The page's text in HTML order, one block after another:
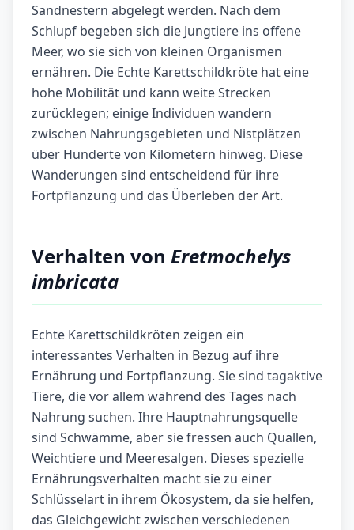
Sandnestern abgelegt werden. Nach dem
Schlupf begeben sich die Jungtiere ins offene
Meer, wo sie sich von kleinen Organismen
ernähren. Die Echte Karettschildkröte hat eine
hohe Mobilität und kann weite Strecken
zurücklegen; einige Individuen wandern
zwischen Nahrungsgebieten und Nistplätzen
über Hunderte von Kilometern hinweg. Diese
Wanderungen sind entscheidend für ihre
Fortpflanzung und das Überleben der Art.
Verhalten von Eretmochelys
imbricata
Echte Karettschildkröten zeigen ein
interessantes Verhalten in Bezug auf ihre
Ernährung und Fortpflanzung. Sie sind tagaktive
Tiere, die vor allem während des Tages nach
Nahrung suchen. Ihre Hauptnahrungsquelle
sind Schwämme, aber sie fressen auch Quallen,
Weichtiere und Meeresalgen. Dieses spezielle
Ernährungsverhalten macht sie zu einer
Schlüsselart in ihrem Ökosystem, da sie helfen,
das Gleichgewicht zwischen verschiedenen